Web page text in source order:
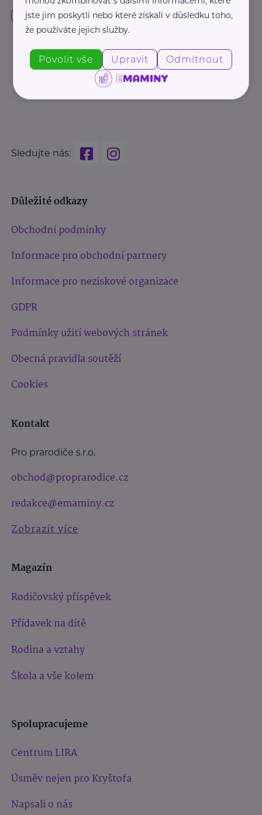
Sledujte nás:
Důležité odkazy
Obchodní podmínky
Informace pro obchodní partnery
Informace pro neziskové organizace
GDPR
Podmínky užití webových stránek
Obecná pravidla soutěží
Cookies
Kontakt
Pro prarodiče s.r.o.
obchod@proprarodice.cz
redakce@emaminy.cz
Zobrazit více
Magazín
Rodičovský příspěvek
Přídavek na dítě
Rodina a vztahy
Škola a vše kolem
Spolupracujeme
Centrum LIRA
Úsměv nejen pro Kryštofa
Napsali o nás
jste jim poskytli nebo které získali v důsledku toho,
že používáte jejich služby.
Povolit vše Upravit Odmítnout